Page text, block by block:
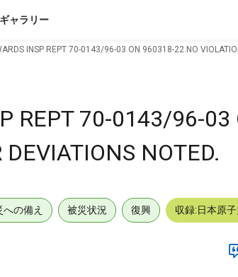
ギャラリー
INSP REPT 70-0143/96-03 ON 960318-22.NO
REPT 70-0143/96-
NOTED.
への備え 被災状況 復興 収録:日本原